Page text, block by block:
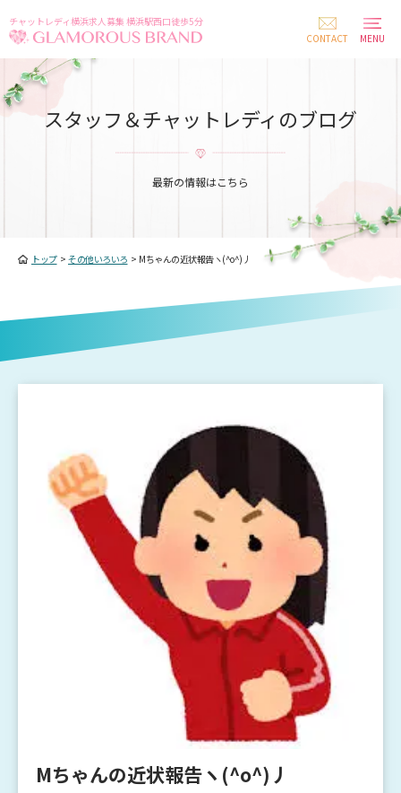
チャットレディ横浜求人募集 横浜駅西口徒歩5分
CONTACT
MENU
スタッフ＆チャットレディのブログ
最新の情報はこちら
トップ> その他いろいろ > Mちゃんの近状報告ヽ(^o^)丿
Mちゃんの近状報告ヽ(^o^)丿